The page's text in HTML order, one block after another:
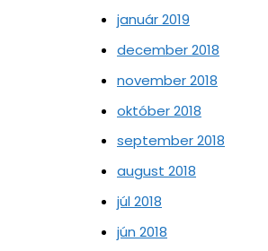
január 2019
december 2018
november 2018
október 2018
september 2018
august 2018
júl 2018
jún 2018